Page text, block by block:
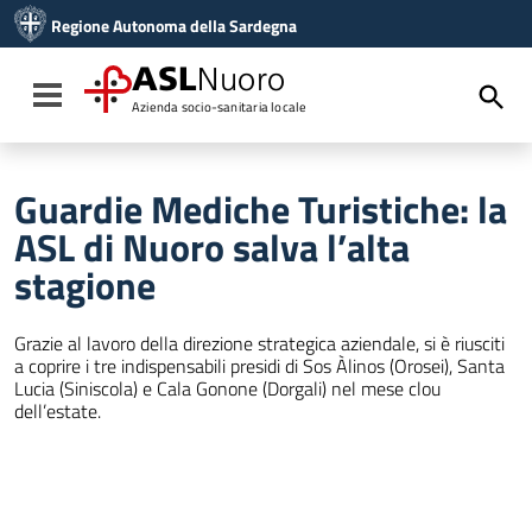
Vai al menu di navigazione
Vai al footer
Regione Autonoma della Sardegna
Toggle navigation
ASLNuoro
Azienda socio-sanitaria locale
Guardie Mediche Turistiche: la
ASL di Nuoro salva l’alta
stagione
Grazie al lavoro della direzione strategica aziendale, si è riusciti
a coprire i tre indispensabili presidi di Sos Àlinos (Orosei), Santa
Lucia (Siniscola) e Cala Gonone (Dorgali) nel mese clou
dell’estate.